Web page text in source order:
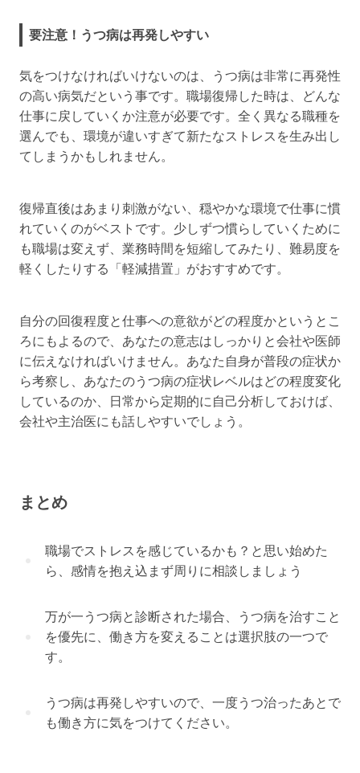
要注意！うつ病は再発しやすい
気をつけなければいけないのは、うつ病は非常に再発性
の高い病気だという事です。職場復帰した時は、どんな
仕事に戻していくか注意が必要です。全く異なる職種を
選んでも、環境が違いすぎて新たなストレスを生み出し
てしまうかもしれません。
復帰直後はあまり刺激がない、穏やかな環境で仕事に慣
れていくのがベストです。少しずつ慣らしていくために
も職場は変えず、業務時間を短縮してみたり、難易度を
軽くしたりする「軽減措置」がおすすめです。
自分の回復程度と仕事への意欲がどの程度かというとこ
ろにもよるので、あなたの意志はしっかりと会社や医師
に伝えなければいけません。あなた自身が普段の症状か
ら考察し、あなたのうつ病の症状レベルはどの程度変化
しているのか、日常から定期的に自己分析しておけば、
会社や主治医にも話しやすいでしょう。
まとめ
職場でストレスを感じているかも？と思い始めた
ら、感情を抱え込まず周りに相談しましょう
万が一うつ病と診断された場合、うつ病を治すこと
を優先に、働き方を変えることは選択肢の一つで
す。
うつ病は再発しやすいので、一度うつ治ったあとで
も働き方に気をつけてください。